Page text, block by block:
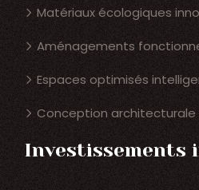
Matériaux écologiques
Aménagements
Espaces optimisés
Conception architecturale
Investissements